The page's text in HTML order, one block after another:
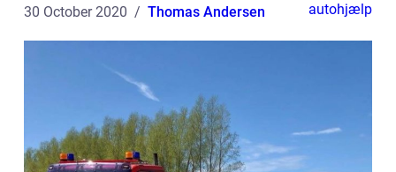
30 October 2020 Thomas Andersen autohjælp